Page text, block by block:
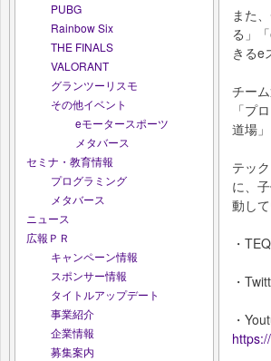
PUBG
Rainbow Six
THE FINALS
VALORANT
グランツーリスモ
その他イベント
eモータースポーツ
メタバース
セミナ・教育情報
プログラミング
メタバース
ニュース
広報ＰＲ
キャンペーン情報
スポンサー情報
タイトルアップデート
事業紹介
企業情報
募集案内
また
る」
きるe
チー
「プ
道場
テッ
に、
動して
・
・
・